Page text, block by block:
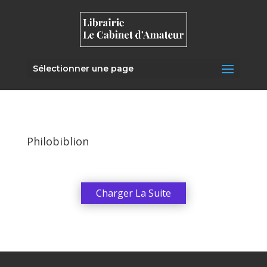
Sélectionner une page
Philobiblion
Charger La Suite